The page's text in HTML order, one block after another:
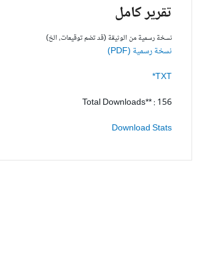
تقرير كامل
نسخة رسمية من الوثيقة (قد تضم توقيعات، الخ)
نسخة رسمية (PDF)
TXT*
Total Downloads** : 156
Download Stats